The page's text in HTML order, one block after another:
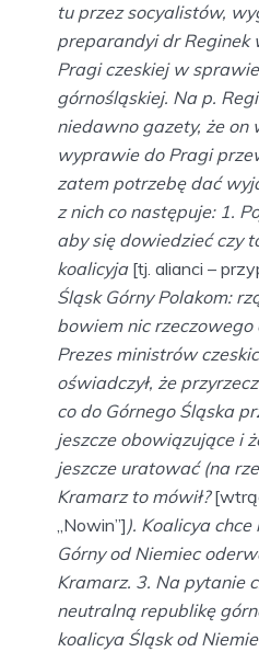
tu przez socyalistów,
preparandyi dr Reginek
Pragi czeskiej w
górnośląskiej. Na p.
niedawno gazety, że on
wyprawie do Pragi
zatem potrzebę dać
z nich co następuje: 1.
aby się dowiedzieć czy
koalicyja[tj. alianci –
Śląsk Górny Polakom:
bowiem nic rzeczowego
Prezes ministrów
oświadczył, że
co do Górnego Śląska
jeszcze obowiązujące i
jeszcze uratować (na
Kramarz to mówił?
„Nowin”]). Koalicya chce
Górny od Niemiec
Kramarz. 3. Na pytanie
neutralną republikę
koalicya Śląsk od